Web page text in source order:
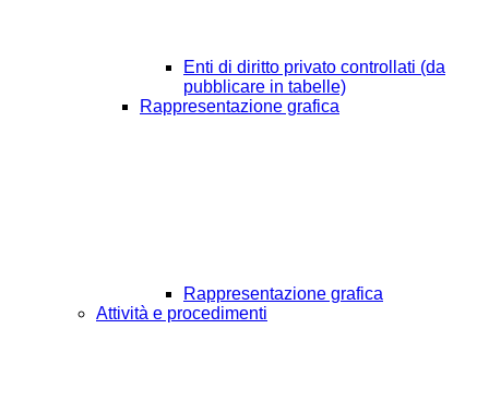
Enti di diritto privato controllati (da
pubblicare in tabelle)
Rappresentazione grafica
Rappresentazione grafica
Attività e procedimenti